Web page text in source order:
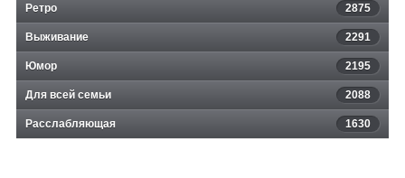
Ретро 2875
Выживание 2291
Юмор 2195
Для всей семьи 2088
Расслабляющая 1630